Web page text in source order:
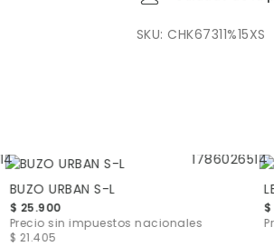
SKU: CHK67311%15XS
BUZO URBAN S-L
$ 25.900
Precio sin impuestos nacionales
$ 21.405
$